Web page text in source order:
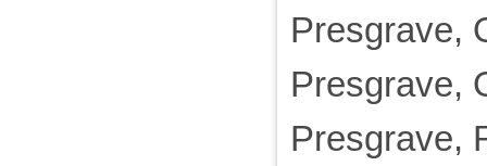
Presgrave,
Presgrave,
Presgrave,